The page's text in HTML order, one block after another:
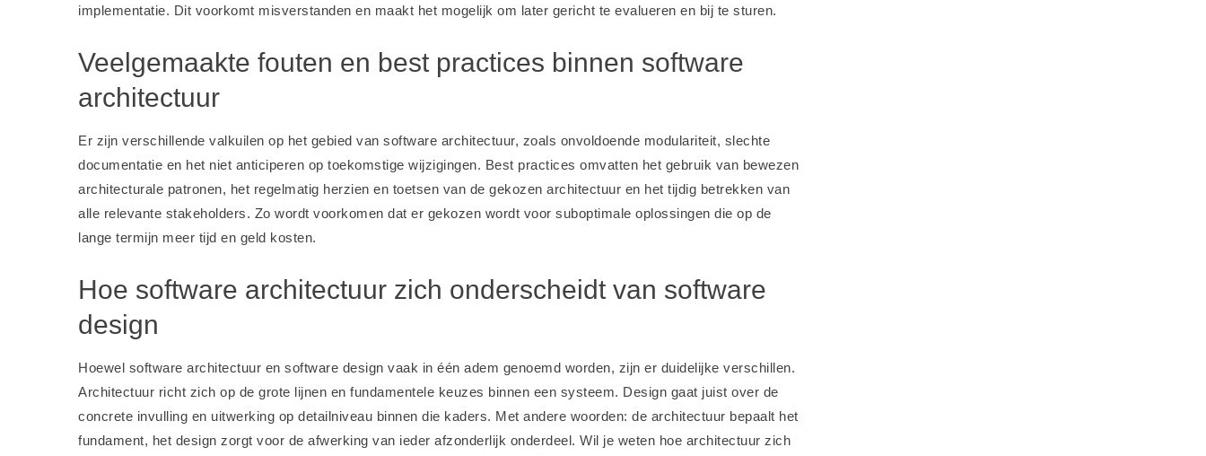
implementatie. Dit voorkomt misverstanden en maakt het mogelijk om later gericht te evalueren en bij te sturen.
Veelgemaakte fouten en best practices binnen software
architectuur
Er zijn verschillende valkuilen op het gebied van software architectuur, zoals onvoldoende modulariteit, slechte
documentatie en het niet anticiperen op toekomstige wijzigingen. Best practices omvatten het gebruik van bewezen
architecturale patronen, het regelmatig herzien en toetsen van de gekozen architectuur en het tijdig betrekken van
alle relevante stakeholders. Zo wordt voorkomen dat er gekozen wordt voor suboptimale oplossingen die op de
lange termijn meer tijd en geld kosten.
Hoe software architectuur zich onderscheidt van software
design
Hoewel software architectuur en software design vaak in één adem genoemd worden, zijn er duidelijke verschillen.
Architectuur richt zich op de grote lijnen en fundamentele keuzes binnen een systeem. Design gaat juist over de
concrete invulling en uitwerking op detailniveau binnen die kaders. Met andere woorden: de architectuur bepaalt het
fundament, het design zorgt voor de afwerking van ieder afzonderlijk onderdeel. Wil je weten hoe architectuur zich